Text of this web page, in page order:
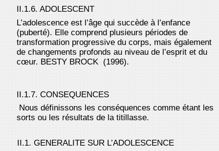
II.1.6. ADOLESCENT
L’adolescence est l’âge qui succède à l’enfance
(puberté). Elle comprend plusieurs périodes de
transformation progressive du corps, mais également
de changements profonds au niveau de l’esprit et du
cœur. BESTY BROCK (1996).
II.1.7. CONSEQUENCES
Nous définissons les conséquences comme étant les
sorts ou les résultats de la titillasse.
II.1. GENERALITE SUR L’ADOLESCENCE